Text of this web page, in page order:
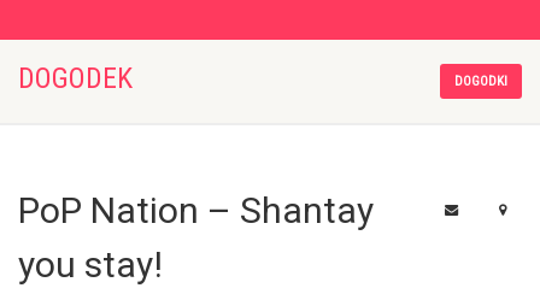
DOGODEK DOGODKI
PoP Nation – Shantay
you stay!